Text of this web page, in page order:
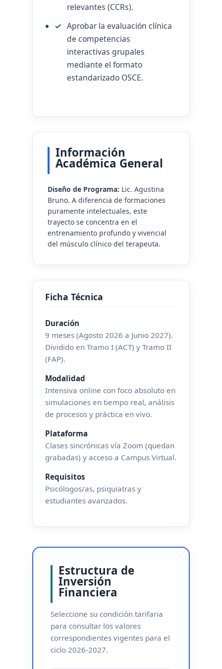
relevantes (CCRs).
Aprobar la evaluación clínica
de competencias
interactivas grupales
mediante el formato
estandarizado OSCE.
Información
Académica General
Diseño de Programa: Lic. Agustina
Bruno. A diferencia de formaciones
puramente intelectuales, este
trayecto se concentra en el
entrenamiento profundo y vivencial
del músculo clínico del terapeuta.
Ficha Técnica
Duración
9 meses (Agosto 2026 a Junio 2027).
Dividido en Tramo I (ACT) y Tramo II
(FAP).
Modalidad
Intensiva online con foco absoluto en
simulaciones en tiempo real, análisis
de procesos y práctica en vivo.
Plataforma
Clases sincrónicas vía Zoom (quedan
grabadas) y acceso a Campus Virtual.
Requisitos
Psicólogos/as, psiquiatras y
estudiantes avanzados.
Estructura de
Inversión
Financiera
Seleccione su condición tarifaria
para consultar los valores
correspondientes vigentes para el
ciclo 2026-2027.